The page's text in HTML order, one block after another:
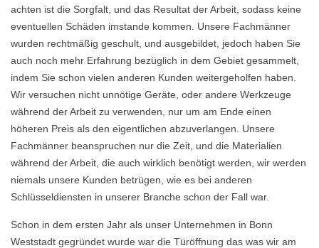
achten ist die Sorgfalt, und das Resultat der Arbeit, sodass keine
eventuellen Schäden imstande kommen. Unsere Fachmänner
wurden rechtmäßig geschult, und ausgebildet, jedoch haben Sie
auch noch mehr Erfahrung bezüglich in dem Gebiet gesammelt,
indem Sie schon vielen anderen Kunden weitergeholfen haben.
Wir versuchen nicht unnötige Geräte, oder andere Werkzeuge
während der Arbeit zu verwenden, nur um am Ende einen
höheren Preis als den eigentlichen abzuverlangen. Unsere
Fachmänner beanspruchen nur die Zeit, und die Materialien
während der Arbeit, die auch wirklich benötigt werden, wir werden
niemals unsere Kunden betrügen, wie es bei anderen
Schlüsseldiensten in unserer Branche schon der Fall war.
Schon in dem ersten Jahr als unser Unternehmen in Bonn
Weststadt gegründet wurde war die Türöffnung das was wir am